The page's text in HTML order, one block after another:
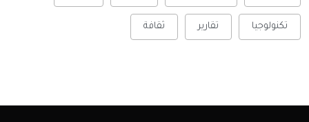
تكنولوجيا تقارير ثقافة